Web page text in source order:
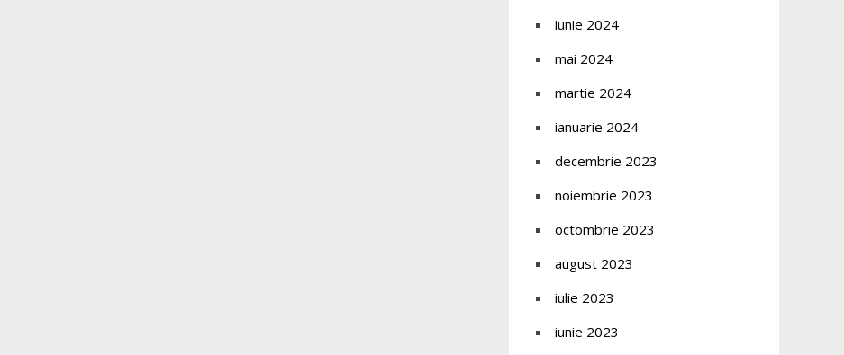
iunie 2024
mai 2024
martie 2024
ianuarie 2024
decembrie 2023
noiembrie 2023
octombrie 2023
august 2023
iulie 2023
iunie 2023